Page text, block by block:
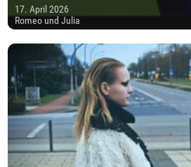
17. April 2026
Romeo und Julia